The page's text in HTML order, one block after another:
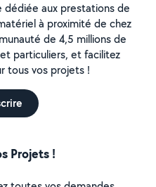
dédiée aux prestations de
à proximité de chez
de 4,5 millions de
particuliers, et facilitez
tous vos projets !
Projets !